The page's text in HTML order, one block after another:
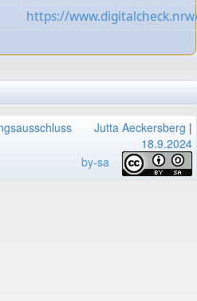
https://
Jutta Aeckersberg |
18.9.2024
by-sa